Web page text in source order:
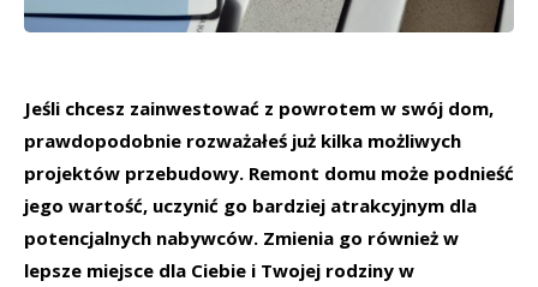
Jeśli chcesz zainwestować z powrotem w swój dom,
prawdopodobnie rozważałeś już kilka możliwych
projektów przebudowy. Remont domu może podnieść
jego wartość, uczynić go bardziej atrakcyjnym dla
potencjalnych nabywców. Zmienia go również w
lepsze miejsce dla Ciebie i Twojej rodziny w